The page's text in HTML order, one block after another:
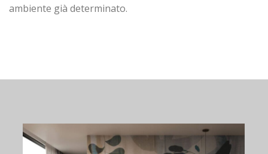
ambiente già determinato.